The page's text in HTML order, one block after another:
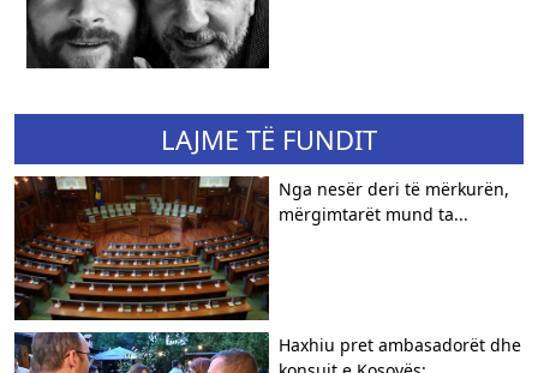
LAJME TË FUNDIT
Nga nesër deri të mërkurën,
mërgimtarët mund ta...
Haxhiu pret ambasadorët dhe